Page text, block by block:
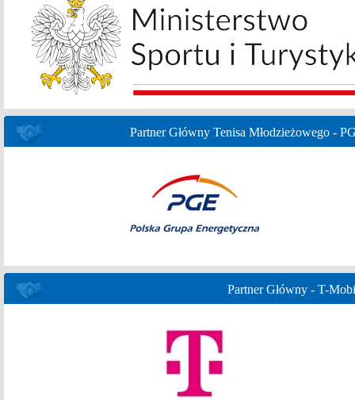
Partner Główny Tenisa Młodzieżowego -
Partner Główny - T-